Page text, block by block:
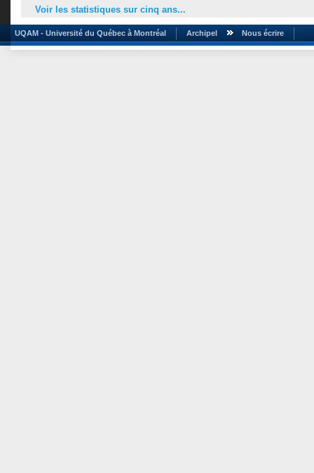
Voir les statistiques sur cinq ans...
UQAM - Université du Québec à Montréal Archipel Nous écrire